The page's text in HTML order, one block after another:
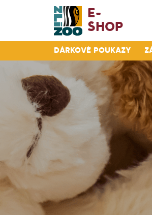
E-
Shop
Dárkové poukazy